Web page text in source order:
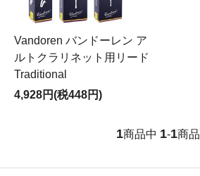
Vandoren バンドーレン ア
ルトクラリネット用リード
Traditional
4,928円(税448円)
1商品中 1-1商品